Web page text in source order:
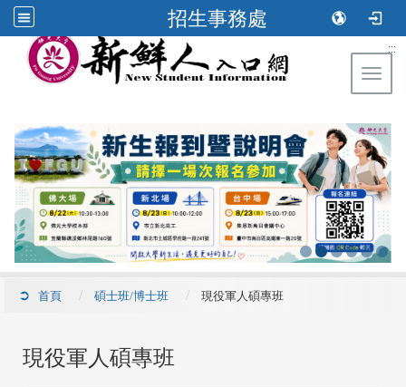
招生事務處
:::
首頁 碩士班/博士班 現役軍人碩專班
現役軍人碩專班